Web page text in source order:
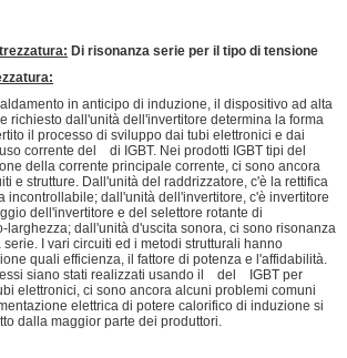
Di risonanza serie per il tipo di tensione
in anticipo di induzione, il dispositivo ad alta
richiesto dall'unità dell'invertitore determina la forma
il processo di sviluppo dai tubi elettronici e dai
corrente del di IGBT. Nei prodotti IGBT tipi del
della corrente principale corrente, ci sono ancora
e strutture. Dall'unità del raddrizzatore, c'è la rettifica
incontrollabile; dall'unità dell'invertitore, c'è invertitore
dell'invertitore e del selettore rotante di
larghezza; dall'unità d'uscita sonora, ci sono risonanza
I vari circuiti ed i metodi strutturali hanno
quali efficienza, il fattore di potenza e l'affidabilità.
siano stati realizzati usando il del IGBT per
elettronici, ci sono ancora alcuni problemi comuni
elettrica di potere calorifico di induzione si
dalla maggior parte dei produttori.